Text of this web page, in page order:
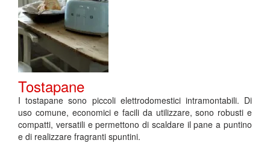
Tostapane
I tostapane sono piccoli elettrodomestici intramontabili. Di
uso comune, economici e facili da utilizzare, sono robusti e
compatti, versatili e permettono di scaldare il pane a puntino
e di realizzare fragranti spuntini.